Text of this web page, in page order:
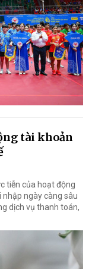
tài khoản
tiễn của hoạt động
ngày càng sâu
dịch vụ thanh toán,